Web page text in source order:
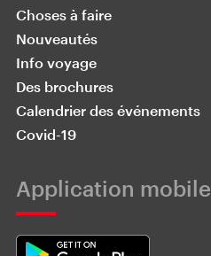
Choses à faire
Nouveautés
Info voyage
Des brochures
Calendrier des événements
Covid-19
Application mobile